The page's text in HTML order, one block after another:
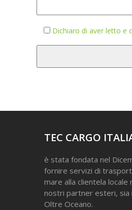
Dichiaro di aver letto e
TEC CARGO
è stata fondata nel
fornire servizi di
mare alla clientela locale
nostri partner esteri, sia
Oltre Oceano.